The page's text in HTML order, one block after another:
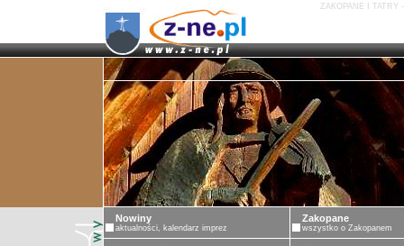
ZAKOPANE I TATRY
Nowiny
aktualności, kalendarz imprez
Zakopane
wszystko o Zakopanem